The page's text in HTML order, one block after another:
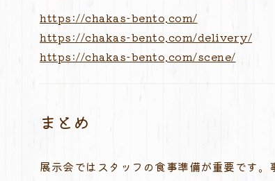
https://chakas-bento.com/
https://chakas-bento.com/delivery/
https://chakas-bento.com/scene/
まとめ
展示会ではスタッフの食事準備が重要です